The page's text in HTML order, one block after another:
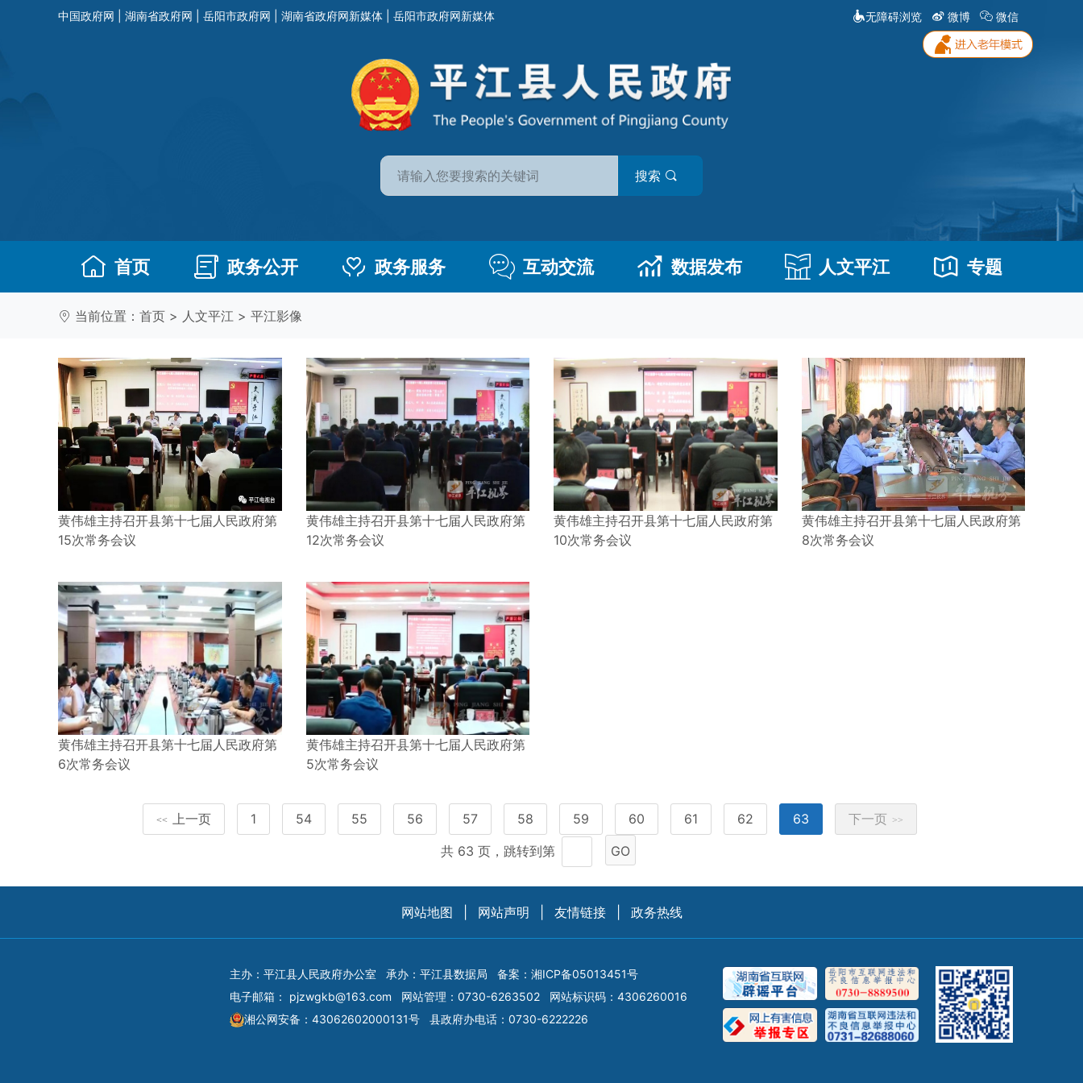
中国政府网 湖南省政府网 岳阳市政府网 湖南省政府网新媒体 岳阳市政府网新媒体 无障碍浏览 微博 微信
搜索
首页 政务公开 政务服务 互动交流 数据发布 人文平江 专题
当前位置： 首页 > 人文平江 > 平江影像
黄伟雄主持召开县第十七届人民政府第
15次常务会议
黄伟雄主持召开县第十七届人民政府第
12次常务会议
黄伟雄主持召开县第十七届人民政府第
10次常务会议
黄伟雄主持召开县第十七届人民政府第
8次常务会议
黄伟雄主持召开县第十七届人民政府第
6次常务会议
黄伟雄主持召开县第十七届人民政府第
5次常务会议
<< 上一页 1 54 55 56 57 58 59 60 61 62 63 下一页 >>
共 63 页，跳转到第 GO
网站地图 网站声明 友情链接 政务热线
主办：平江县人民政府办公室 承办：平江县数据局 备案： 湘ICP备05013451号
电子邮箱： pjzwgkb@163.com 网站管理：0730-6263502
网站标识码：4306260016
湘公网安备：43062602000131号
县政府办电话：0730-6222226